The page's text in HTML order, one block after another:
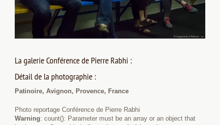
La galerie Conférence de Pierre Rabhi :
Détail de la photographie :
Patinoire, Avignon, Provence, France
Photo reportage Conférence de Pierre Rabhi
Warning: count(): Parameter must be an array or an object that